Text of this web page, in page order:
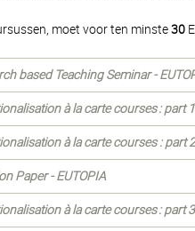
moet voor ten minste30
based Teaching Seminar -
à la carte courses : part
à la carte courses : part
Paper - EUTOPIA
à la carte courses : part